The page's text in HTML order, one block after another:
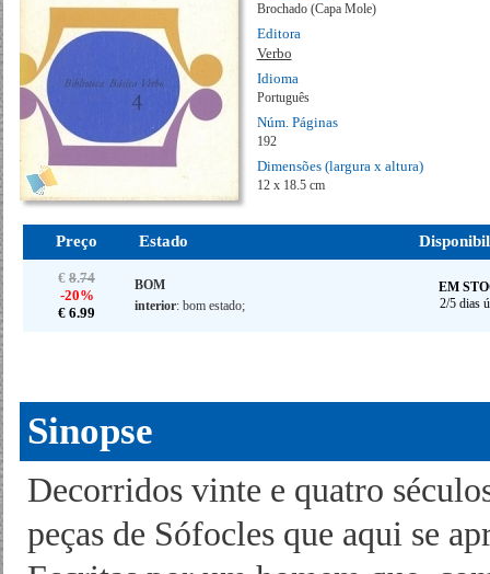
Brochado (Capa Mole)
Editora
Verbo
Idioma
Português
Núm. Páginas
192
Dimensões (largura x altura)
12 x 18.5 cm
Preço Estado
€ 8.74
-20%
€ 6.99
BOM
interior: bom estado;
EM
2/5 dias
Sinopse
Decorridos vinte e quatro
peças de Sófocles que aqui se